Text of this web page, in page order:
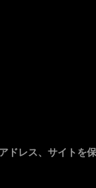
レス、サイトを保